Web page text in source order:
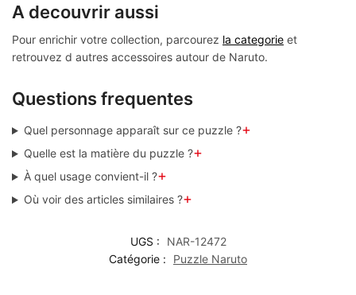
A decouvrir aussi
Pour enrichir votre collection, parcourez la categorie et
retrouvez d autres accessoires autour de Naruto.
Questions frequentes
Quel personnage apparaît sur ce puzzle ?+
Quelle est la matière du puzzle ?+
À quel usage convient-il ?+
Où voir des articles similaires ?+
UGS :
NAR-12472
Catégorie :
Puzzle Naruto